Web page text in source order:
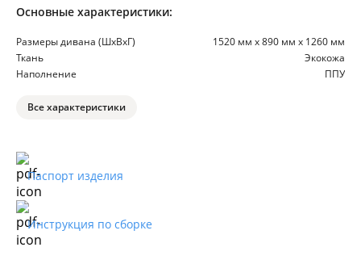
Основные характеристики:
Размеры дивана (ШхВхГ)
1520 мм х 890 мм х 1260 мм
Ткань
Экокожа
Наполнение
ППУ
Все характеристики
Паспорт изделия
Инструкция по сборке